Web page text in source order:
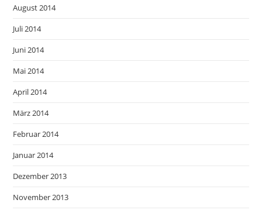
August 2014
Juli 2014
Juni 2014
Mai 2014
April 2014
März 2014
Februar 2014
Januar 2014
Dezember 2013
November 2013